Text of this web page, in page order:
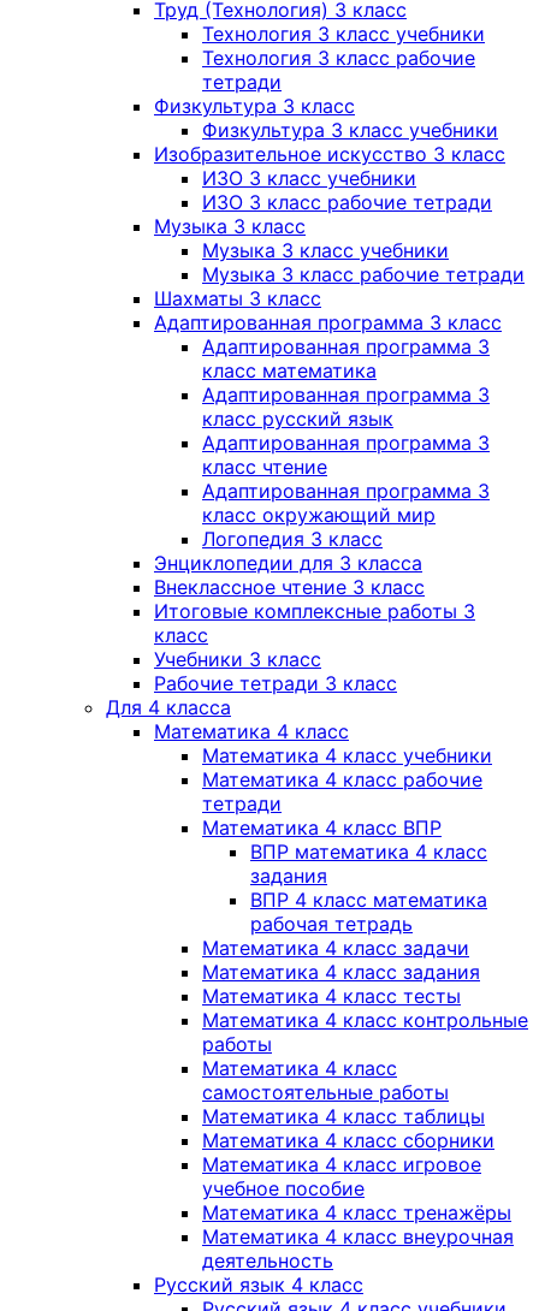
Труд (Технология) 3 класс
Технология 3 класс учебники
Технология 3 класс рабочие
тетради
Физкультура 3 класс
Физкультура 3 класс учебники
Изобразительное искусство 3 класс
ИЗО 3 класс учебники
ИЗО 3 класс рабочие тетради
Музыка 3 класс
Музыка 3 класс учебники
Музыка 3 класс рабочие тетради
Шахматы 3 класс
Адаптированная программа 3 класс
Адаптированная программа 3
класс математика
Адаптированная программа 3
класс русский язык
Адаптированная программа 3
класс чтение
Адаптированная программа 3
класс окружающий мир
Логопедия 3 класс
Энциклопедии для 3 класса
Внеклассное чтение 3 класс
Итоговые комплексные работы 3
класс
Учебники 3 класс
Рабочие тетради 3 класс
Для 4 класса
Математика 4 класс
Математика 4 класс учебники
Математика 4 класс рабочие
тетради
Математика 4 класс ВПР
ВПР математика 4 класс
задания
ВПР 4 класс математика
рабочая тетрадь
Математика 4 класс задачи
Математика 4 класс задания
Математика 4 класс тесты
Математика 4 класс контрольные
работы
Математика 4 класс
самостоятельные работы
Математика 4 класс таблицы
Математика 4 класс сборники
Математика 4 класс игровое
учебное пособие
Математика 4 класс тренажёры
Математика 4 класс внеурочная
деятельность
Русский язык 4 класс